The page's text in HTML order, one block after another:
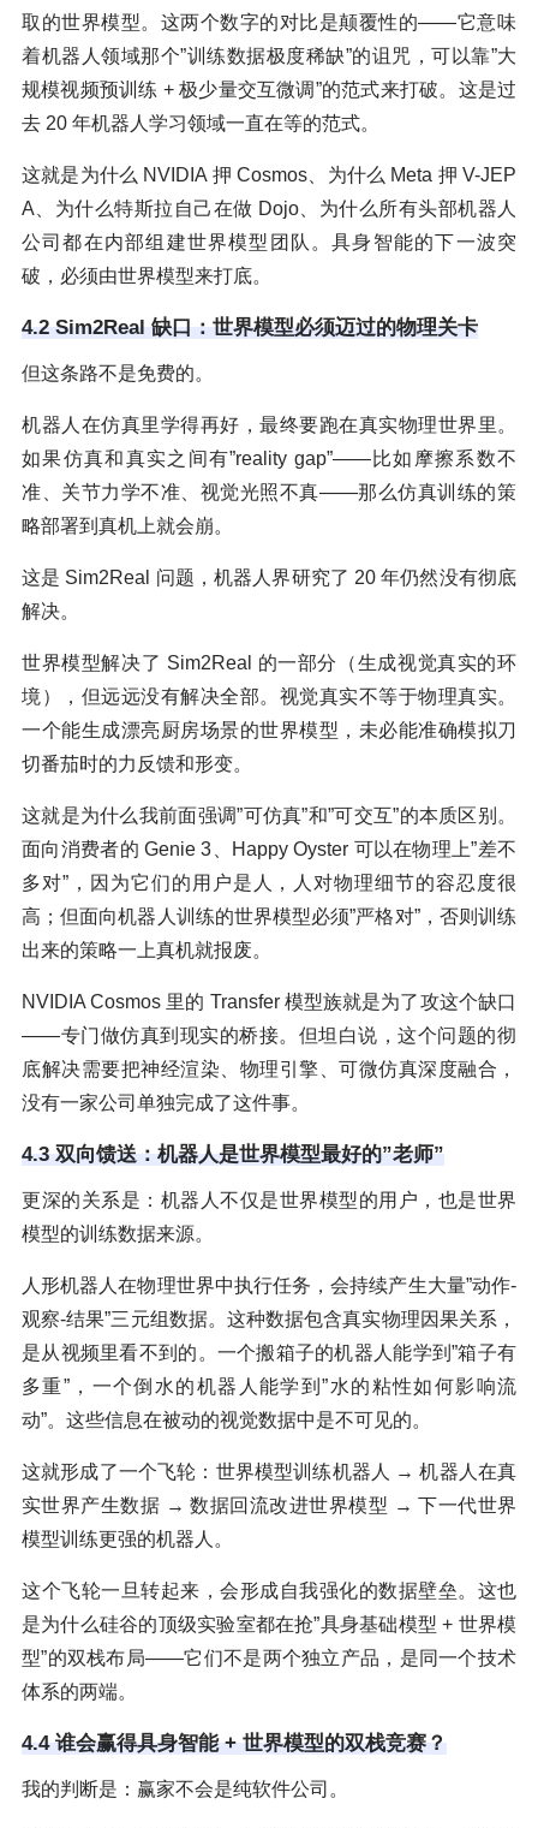
取的世界模型。这两个数字的对比是颠覆性的——它意味
着机器人领域那个”训练数据极度稀缺”的诅咒，可以靠”大
规模视频预训练 + 极少量交互微调”的范式来打破。这是过
去 20 年机器人学习领域一直在等的范式。
这就是为什么 NVIDIA 押 Cosmos、为什么 Meta 押 V-JEP
A、为什么特斯拉自己在做 Dojo、为什么所有头部机器人
公司都在内部组建世界模型团队。具身智能的下一波突
破，必须由世界模型来打底。
4.2 Sim2Real 缺口：世界模型必须迈过的物理关卡
但这条路不是免费的。
机器人在仿真里学得再好，最终要跑在真实物理世界里。
如果仿真和真实之间有”reality gap”——比如摩擦系数不
准、关节力学不准、视觉光照不真——那么仿真训练的策
略部署到真机上就会崩。
这是 Sim2Real 问题，机器人界研究了 20 年仍然没有彻底
解决。
世界模型解决了 Sim2Real 的一部分（生成视觉真实的环
境），但远远没有解决全部。视觉真实不等于物理真实。
一个能生成漂亮厨房场景的世界模型，未必能准确模拟刀
切番茄时的力反馈和形变。
这就是为什么我前面强调”可仿真”和”可交互”的本质区别。
面向消费者的 Genie 3、Happy Oyster 可以在物理上”差不
多对”，因为它们的用户是人，人对物理细节的容忍度很
高；但面向机器人训练的世界模型必须”严格对”，否则训练
出来的策略一上真机就报废。
NVIDIA Cosmos 里的 Transfer 模型族就是为了攻这个缺口
——专门做仿真到现实的桥接。但坦白说，这个问题的彻
底解决需要把神经渲染、物理引擎、可微仿真深度融合，
没有一家公司单独完成了这件事。
4.3 双向馈送：机器人是世界模型最好的”老师”
更深的关系是：机器人不仅是世界模型的用户，也是世界
模型的训练数据来源。
人形机器人在物理世界中执行任务，会持续产生大量”动作-
观察-结果”三元组数据。这种数据包含真实物理因果关系，
是从视频里看不到的。一个搬箱子的机器人能学到”箱子有
多重”，一个倒水的机器人能学到”水的粘性如何影响流
动”。这些信息在被动的视觉数据中是不可见的。
这就形成了一个飞轮：世界模型训练机器人 → 机器人在真
实世界产生数据 → 数据回流改进世界模型 → 下一代世界
模型训练更强的机器人。
这个飞轮一旦转起来，会形成自我强化的数据壁垒。这也
是为什么硅谷的顶级实验室都在抢”具身基础模型 + 世界模
型”的双栈布局——它们不是两个独立产品，是同一个技术
体系的两端。
4.4 谁会赢得具身智能 + 世界模型的双栈竞赛？
我的判断是：赢家不会是纯软件公司。